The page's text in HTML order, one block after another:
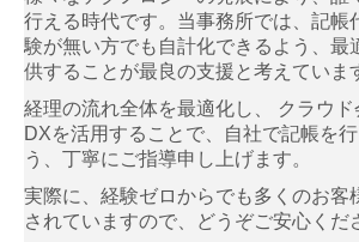
新規のお客様へ
顧問契約の流れ
よくあるご質問
採用情報
行える時代です。当事務所では、記帳
験が無い方でも自計化できるよう、最
供することが最良の支援と考えていま
経理の流れ全体を最適化し、 クラウ
DXを活用することで、自社で記帳を
う、丁寧にご指導申し上げます。
実際に、経験ゼロからでも多くのお客
されていますので、どうぞご安心くだ